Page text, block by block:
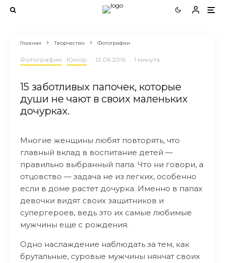
Главная Творчество Фотографии
Фотографии Юмор · 12.06.2016 · 1 минута
15 заботливых папочек, которые
души не чают в своих маленьких
дочурках.
Многие женщины любят повторять, что
главный вклад в воспитание детей —
правильно выбранный папа. Что ни говори, а
отцовство — задача не из легких, особенно
если в доме растет дочурка. Именно в папах
девочки видят своих защитников и
супергероев, ведь это их самые любимые
мужчины еще с рождения.
Одно наслаждение наблюдать за тем, как
брутальные, суровые мужчины нянчат своих